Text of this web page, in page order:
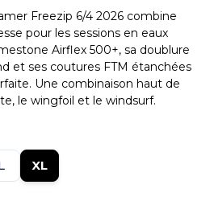
Freezip 6/4 2026 combine
pour les sessions en eaux
Airflex 500+, sa doublure
et ses coutures FTM étanchées
Une combinaison haut de
le wingfoil et le windsurf.
XL